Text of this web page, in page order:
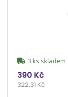
3 ks skladem
390 Kč
322,31 Kč